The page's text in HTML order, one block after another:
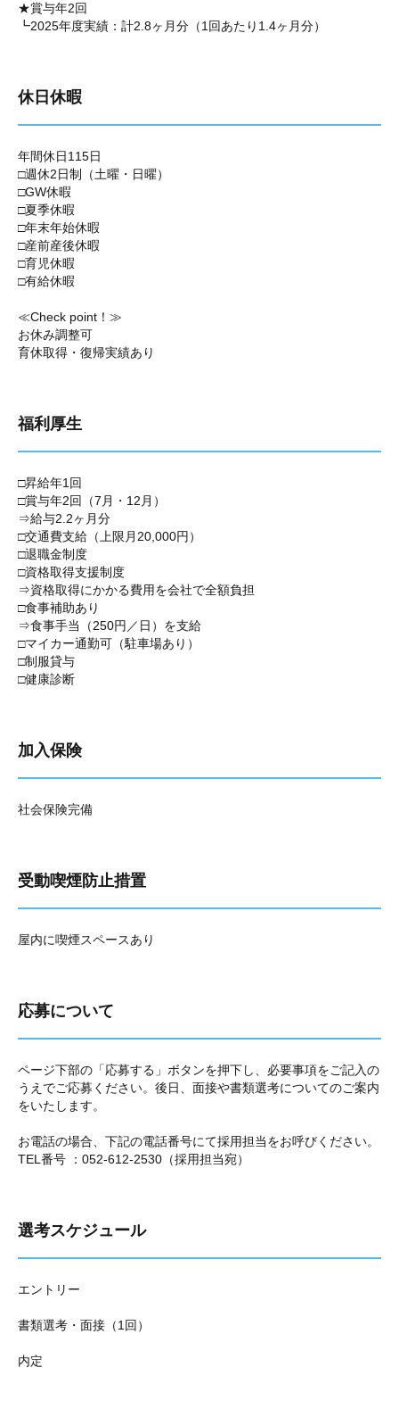
★賞与年2回
┗2025年度実績：計2.8ヶ月分（1回あたり1.4ヶ月分）
休日休暇
年間休日115日
□週休2日制（土曜・日曜）
□GW休暇
□夏季休暇
□年末年始休暇
□産前産後休暇
□育児休暇
□有給休暇
≪Check point！≫
お休み調整可
育休取得・復帰実績あり
福利厚生
□昇給年1回
□賞与年2回（7月・12月）
⇒給与2.2ヶ月分
□交通費支給（上限月20,000円）
□退職金制度
□資格取得支援制度
⇒資格取得にかかる費用を会社で全額負担
□食事補助あり
⇒食事手当（250円／日）を支給
□マイカー通勤可（駐車場あり）
□制服貸与
□健康診断
加入保険
社会保険完備
受動喫煙防止措置
屋内に喫煙スペースあり
応募について
ページ下部の「応募する」ボタンを押下し、必要事項をご記入の
うえでご応募ください。後日、面接や書類選考についてのご案内
をいたします。
お電話の場合、下記の電話番号にて採用担当をお呼びください。
TEL番号 ：052-612-2530（採用担当宛）
選考スケジュール
エントリー
書類選考・面接（1回）
内定